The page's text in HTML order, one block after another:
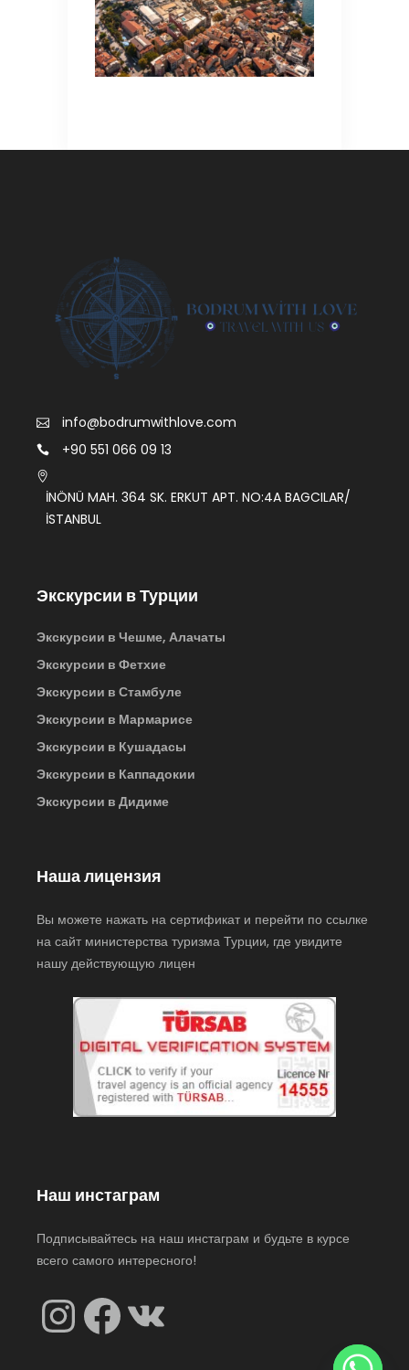
info@bodrumwithlove.com
+90 551 066 09 13
İNÖNÜ MAH. 364 SK. ERKUT APT. NO:4A BAGCILAR/
İSTANBUL
Экскурсии в Турции
Экскурсии в Чешме, Алачаты
Экскурсии в Фетхие
Экскурсии в Стамбуле
Экскурсии в Мармарисе
Экскурсии в Кушадасы
Экскурсии в Каппадокии
Экскурсии в Дидиме
Наша лицензия
Вы можете нажать на сертификат и перейти по ссылке
на сайт министерства туризма Турции, где увидите
нашу действующую лицен
Наш инстаграм
Подписывайтесь на наш инстаграм и будьте в курсе
всего самого интересного!
Instagram
Facebook
VK